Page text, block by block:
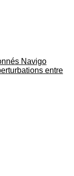
Navigo
entre